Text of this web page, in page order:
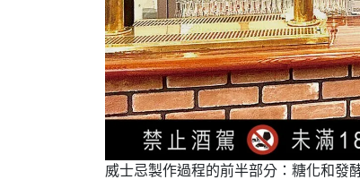
威士忌製作過程的前半部分：糖化和發